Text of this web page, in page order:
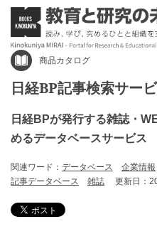
商品カタログ
日経BP記事検索サー
日経BPが発行する雑誌・
めるデータベースサービス
関連ワード： データベース 企業情報
記事データベース
雑誌 更新日：